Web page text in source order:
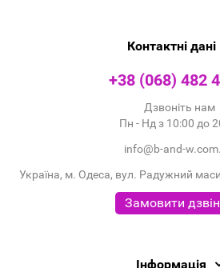
Контактні дані
+38 (068) 482
Дзвоніть нам
Пн - Нд з 10:00 до
info@b-and-
Україна, м. Одеса, вул. Радужний
Замовити
Інформація